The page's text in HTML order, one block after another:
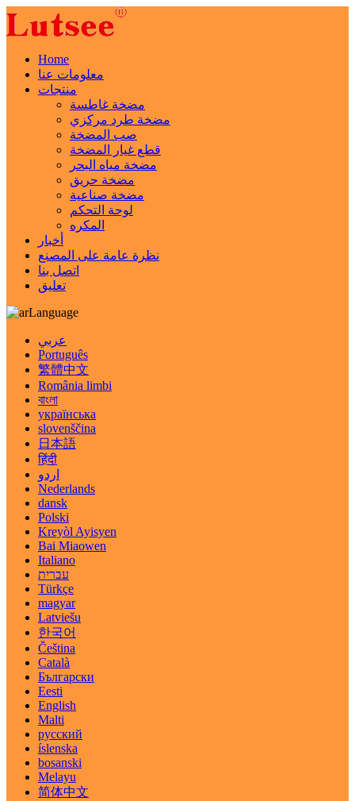
Home
معلومات عنا
منتجات
مضخة غاطسة
مضخة طرد مركزي
صب المضخة
قطع غيار المضخة
مضخة مياه البحر
مضخة حريق
مضخة صناعية
لوحة التحكم
المكره
أخبار
نظرة عامة على المصنع
اتصل بنا
تعليق
Language
عربي
Português
繁體中文
România limbi
বাংলা
українська
slovenščina
日本語
हिंदी
اردو
Nederlands
dansk
Polski
Kreyòl Ayisyen
Bai Miaowen
Italiano
עברית
Türkçe
magyar
Latviešu
한국어
Čeština
Català
Български
Eesti
English
Malti
русский
íslenska
bosanski
Melayu
简体中文